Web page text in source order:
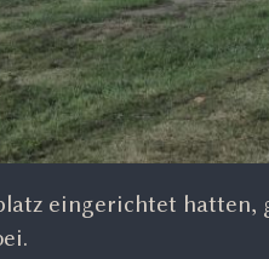
eingerichtet